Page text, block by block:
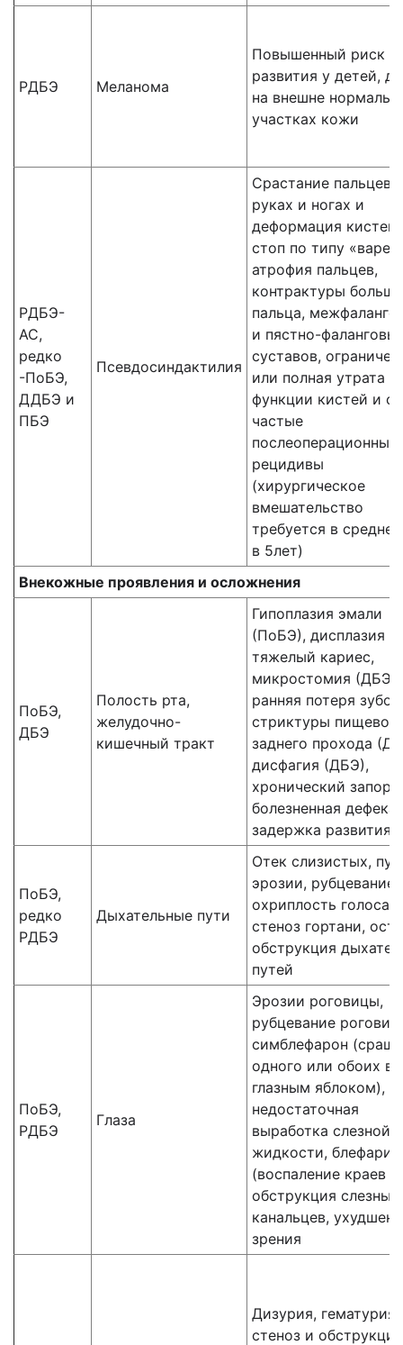
РДБЭ Меланома
Повышенный риск
развития у детей,
на внешне
участках кожи
РДБЭ-
АС,
редко
-ПоБЭ,
ДДБЭ и
ПБЭ
Псевдосиндактилия
Срастание пальцев
руках и ногах и
деформация кистей
стоп по типу
атрофия пальцев,
контрактуры
пальца,
и пястно-
суставов,
или полная утрата
функции кистей и
частые
послеоперационные
рецидивы
(хирургическое
вмешательство
требуется в
в 5лет)
Внекожные проявления и осложнения
ПоБЭ,
ДБЭ
Полость рта,
желудочно-
кишечный тракт
Гипоплазия эмали
(ПоБЭ), дисплазия
тяжелый кариес,
микростомия (ДБЭ),
ранняя потеря зубов;
стриктуры
заднего прохода
дисфагия (ДБЭ),
хронический запор,
болезненная
задержка развития
ПоБЭ,
редко
РДБЭ
Дыхательные пути
Отек слизистых,
эрозии, рубцевание,
охриплость голоса,
стеноз гортани,
обструкция
путей
ПоБЭ,
РДБЭ
Глаза
Эрозии роговицы,
рубцевание
симблефарон
одного или обоих
глазным яблоком),
недостаточная
выработка слезной
жидкости, блефарит
(воспаление краев
обструкция слезных
канальцев,
зрения
Дизурия, гематурия,
стеноз и обструкция